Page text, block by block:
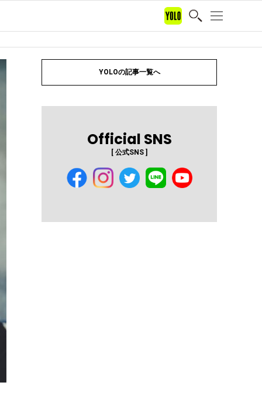
YOLOの記事一覧へ
Official SNS
[ 公式SNS ]